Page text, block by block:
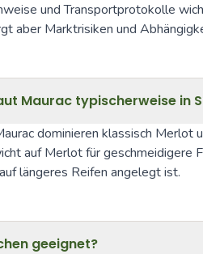
und Transportprotokolle
aber Marktrisiken und
Maurac typischerweise in
dominieren klassisch
auf Merlot für
längeres Reifen angelegt ist.
geeignet?